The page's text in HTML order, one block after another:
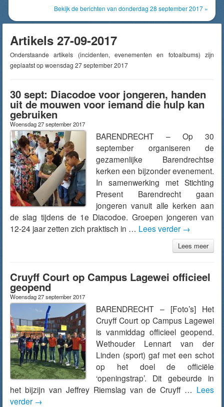
Bekijk de berichten van donderdag 28 september 2017 »
Artikels 27-09-2017
Onderstaande artikels (incidenten, evenementen en fotoalbums) zijn
geplaatst op woensdag 27 september 2017
30 sept: Diacodoe voor jongeren, handen
uit de mouwen voor iemand die hulp kan
gebruiken
Woensdag 27 september 2017
BARENDRECHT – Op 30
september organiseren de
gezamenlijke Barendrechtse
kerken een bijzonder evenement.
In samenwerking met Stichting
Present Barendrecht gaan
jongeren vanuit alle kerken aan
de slag tijdens de 1e Diacodoe. Groepen jongeren van
12-24 jaar zetten zich praktisch in … Lees verder →
Lees meer
Cruyff Court op Campus Lagewei officieel
geopend
Woensdag 27 september 2017
BARENDRECHT – [Foto’s] Het
Cruyff Court op Campus Lagewei
is vanmiddag officieel geopend.
Wethouder Lennart van der
Linden (sport) gaf met een schot
op het doel de officiële
‘openingstrap’. Dit gebeurde in
het bijzijn van Jeffrey Riemslag van de Cruyff … Lees
verder →